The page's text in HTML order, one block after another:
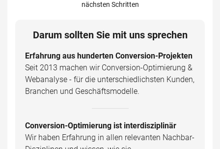
nächsten Schritten
Darum sollten Sie mit uns sprechen
Erfahrung aus hunderten Conversion-Projekten
Seit 2013 machen wir Conversion-Optimierung &
Webanalyse - für die unterschiedlichsten Kunden,
Branchen und Geschäftsmodelle.
Conversion-Optimierung ist interdisziplinär
Wir haben Erfahrung in allen relevanten Nachbar-